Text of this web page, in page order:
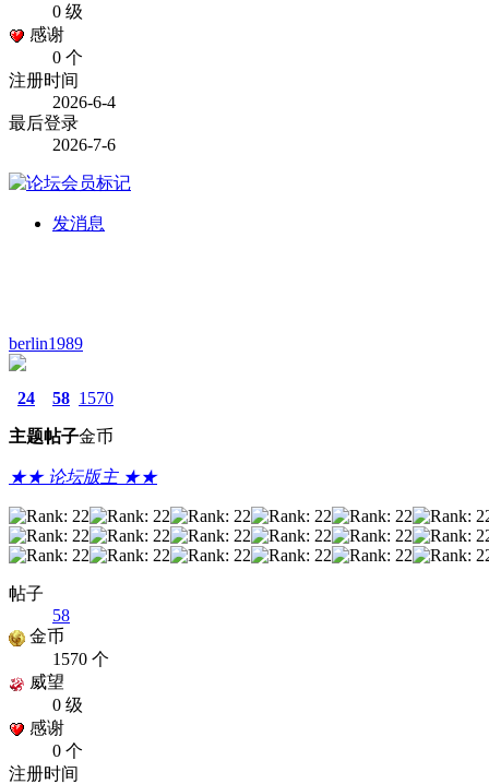
0 级
感谢
0 个
注册时间
2026-6-4
最后登录
2026-7-6
发消息
berlin1989
24
主题
58
帖子
1570
金币
★★ 论坛版主 ★★
帖子
58
金币
1570 个
威望
0 级
感谢
0 个
注册时间